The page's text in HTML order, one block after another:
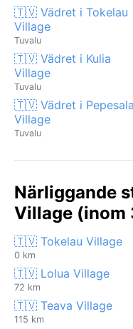
🇹🇻 Vädret i Tokelau
Village
Tuvalu
🇹🇻 Vädret i Kulia
Village
Tuvalu
🇹🇻 Vädret i Pepesala
Village
Tuvalu
Närliggande
Village (inom
🇹🇻 Tokelau Village
0 km
🇹🇻 Lolua Village
72 km
🇹🇻 Teava Village
115 km